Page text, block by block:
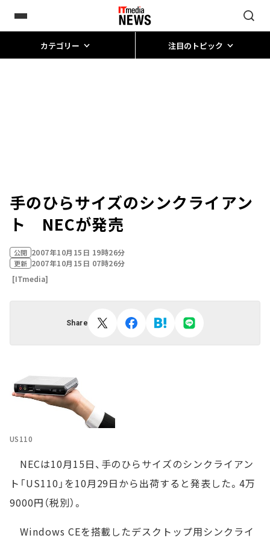
カテゴリー 注目のトピック
手のひらサイズのシンクライアン
ト NECが発売
公開 2007年10月15日 19時26分
更新 2007年10月15日 07時26分
[ITmedia]
Share
US110
NECは10月15日、手のひらサイズのシンクライアン
ト「US110」を10月29日から出荷すると発表した。4万
9000円（税別）。
Windows CEを搭載したデスクトップ用シンクライ